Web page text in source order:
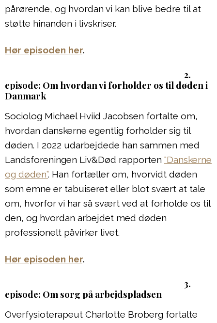
pårørende, og hvordan vi kan blive bedre til at
støtte hinanden i livskriser.
Hør episoden her.
2.
episode: Om hvordan vi forholder os til døden i
Danmark
Sociolog Michael Hviid Jacobsen fortalte om,
hvordan danskerne egentlig forholder sig til
døden. I 2022 udarbejdede han sammen med
Landsforeningen Liv&Død rapporten “Danskerne
og døden”. Han fortæller om, hvorvidt døden
som emne er tabuiseret eller blot svært at tale
om, hvorfor vi har så svært ved at forholde os til
den, og hvordan arbejdet med døden
professionelt påvirker livet.
Hør episoden her.
3.
episode: Om sorg på arbejdspladsen
Overfysioterapeut Charlotte Broberg fortalte